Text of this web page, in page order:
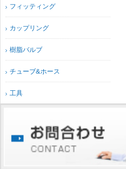
フィッティング
カップリング
樹脂バルブ
チューブ&ホース
工具